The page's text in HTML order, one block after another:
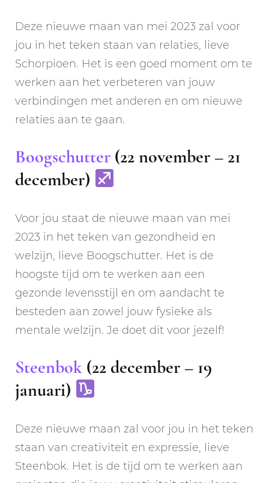
Deze nieuwe maan van mei 2023 zal voor
jou in het teken staan van relaties, lieve
Schorpioen. Het is een goed moment om te
werken aan het verbeteren van jouw
verbindingen met anderen en om nieuwe
relaties aan te gaan.
Boogschutter (22 november – 21
december)
Voor jou staat de nieuwe maan van mei
2023 in het teken van gezondheid en
welzijn, lieve Boogschutter. Het is de
hoogste tijd om te werken aan een
gezonde levensstijl en om aandacht te
besteden aan zowel jouw fysieke als
mentale welzijn. Je doet dit voor jezelf!
Steenbok (22 december – 19
januari)
Deze nieuwe maan zal voor jou in het teken
staan van creativiteit en expressie, lieve
Steenbok. Het is de tijd om te werken aan